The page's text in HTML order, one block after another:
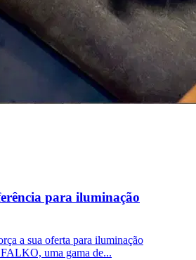
para iluminação
a sua oferta para iluminação
uma gama de...